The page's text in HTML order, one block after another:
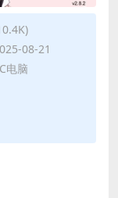
08-21
电脑